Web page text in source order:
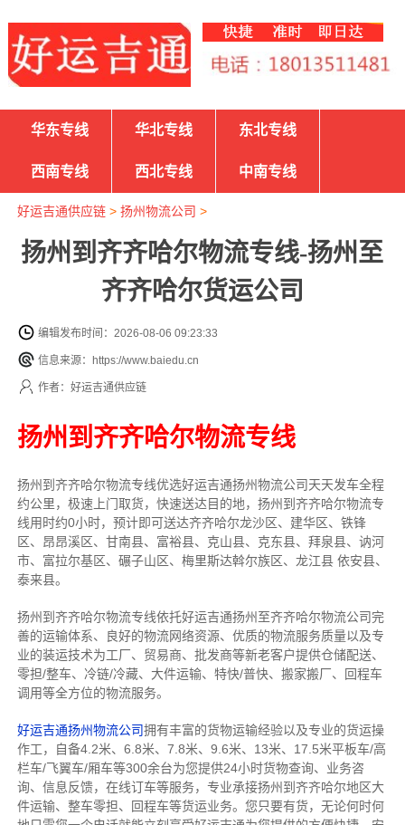
华东专线 华北专线 东北专线
西南专线 西北专线 中南专线
好运吉通供应链> 扬州物流公司 >
扬州到齐齐哈尔物流专线-扬州至
齐齐哈尔货运公司
编辑发布时间：2026-08-06 09:23:33
信息来源：https://www.baiedu.cn
作者：好运吉通供应链
扬州到齐齐哈尔物流专线
扬州到齐齐哈尔物流专线优选好运吉通扬州物流公司天天发车全程
约公里， 极速上门取货，快速送达目的地，扬州到齐齐哈尔物流专
线用时约0小时，预计即可送达齐齐哈尔龙沙区、建华区、铁锋
区、昂昂溪区、甘南县、富裕县、克山县、克东县、拜泉县、讷河
市、富拉尔基区、碾子山区、梅里斯达斡尔族区、龙江县 依安县、
泰来县。
扬州到齐齐哈尔物流专线依托好运吉通扬州至齐齐哈尔物流公司完
善的运输体系、良好的物流网络资源、优质的物流服务质量以及专
业的装运技术为工厂、贸易商、批发商等新老客户提供仓储配送、
零担/整车、冷链/冷藏、大件运输、特快/普快、搬家搬厂、回程车
调用等全方位的物流服务。
好运吉通扬州物流公司拥有丰富的货物运输经验以及专业的货运操
作工，自备4.2米、6.8米、7.8米、9.6米、13米、17.5米平板车/高
栏车/飞翼车/厢车等300余台为您提供24小时货物查询、业务咨
询、信息反馈，在线订车等服务， 专业承接扬州到齐齐哈尔地区大
件运输、整车零担、回程车等货运业务。 您只要有货，无论何时何